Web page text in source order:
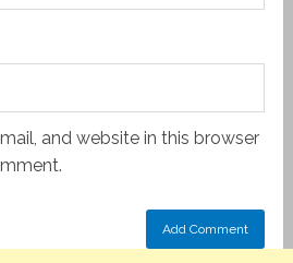
and website in this browser